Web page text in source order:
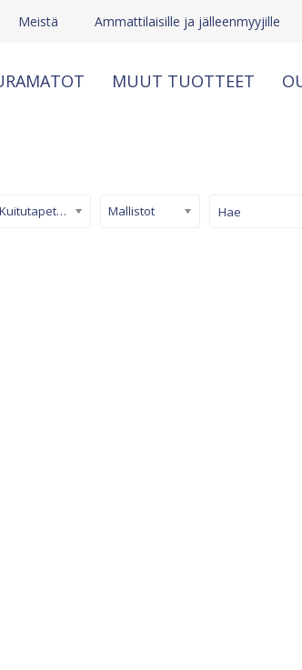
Meistä Ammattilaisille ja jälleenmyyjille
MUUT TUOTTEET
Kuitutapetti (non-woven) Mallistot